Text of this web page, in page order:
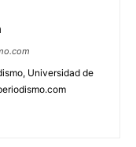
Universidad de